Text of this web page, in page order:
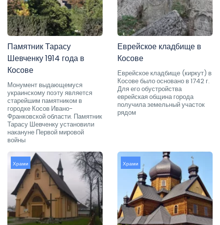
Памятник Тарасу
Шевченку 1914 года в
Косове
Монумент выдающемуся
украинскому поэту является
старейшим памятником в
городке Косов Ивано-
Франковской области. Памятник
Тарасу Шевченку установили
накануне Первой мировой
войны
Еврейское кладбище в
Косове
Еврейское кладбище (киркут) в
Косове было основано в 1742 г.
Для его обустройства
еврейская община города
получила земельный участок
рядом
Храми Храми